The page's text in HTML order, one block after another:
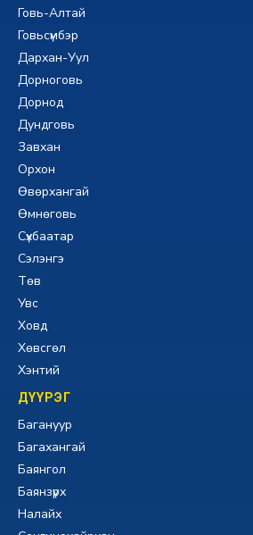
Говь-Алтай
Говьсүмбэр
Дархан-Уул
Дорноговь
Дорнод
Дундговь
Завхан
Орхон
Өвөрхангай
Өмнөговь
Сүхбаатар
Сэлэнгэ
Төв
Увс
Ховд
Хөвсгөл
Хэнтий
ДҮҮРЭГ
Багануур
Багахангай
Баянгол
Баянзүрх
Налайх